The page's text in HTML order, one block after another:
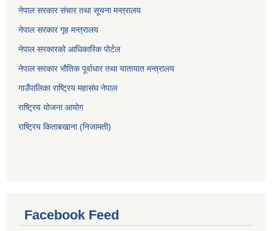
नेपाल सरकार संचार तथा सूचना मन्त्रालय
नेपाल सरकार गृह मन्त्रालय
नेपाल सरकारको आधिकारिक पोर्टल
नेपाल सरकार भौतिक पूर्वाधार तथा यातायात मन्त्रालय
गाउँपालिका राष्ट्रिय महासंघ नेपाल
राष्ट्रिय योजना आयोग
राष्ट्रिय किताबखाना (निजामती)
Facebook Feed